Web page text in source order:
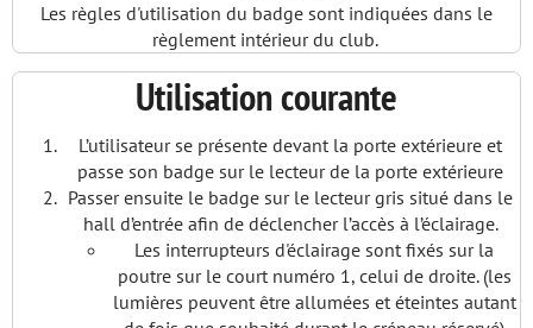
Les règles d'utilisation du badge sont indiquées dans le
règlement intérieur du club.
Utilisation courante
L’utilisateur se présente devant la porte extérieure et
passe son badge sur le lecteur de la porte extérieure
Passer ensuite le badge sur le lecteur gris situé dans le
hall d’entrée afin de déclencher l’accès à l’éclairage.
Les interrupteurs d'éclairage sont fixés sur la
poutre sur le court numéro 1, celui de droite. (les
lumières peuvent être allumées et éteintes autant